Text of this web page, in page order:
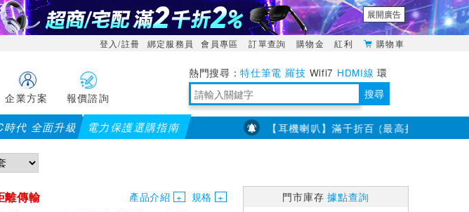
展開廣告
登入/註冊 綁定服務員 會員專區 訂單查詢 購物金 紅利 購物車
企業方案 報價諮詢
特仕筆電 羅技 Wifi7 HDMI線 環
境量測 明緯POWER 搜尋
代 全面升級 電力保護選購指南
8000折200 (最高可折$400 7/23~8/31【耳機喇叭】滿千折百 (最高折3百) 部分品牌不適用
離傳輸 產品介紹 規格 門市庫存據點查詢